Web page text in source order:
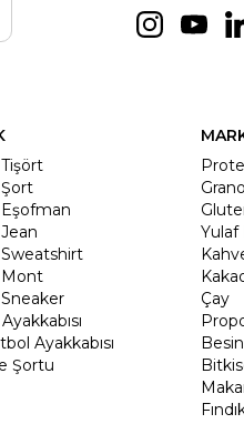
Ayakkabısı
Şortu
Yulaf
Çay